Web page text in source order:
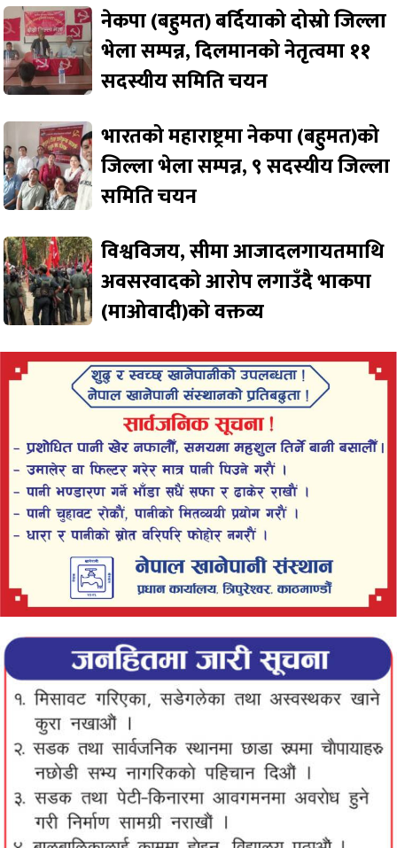
नेकपा (बहुमत) बर्दियाको दोस्रो जिल्ला
भेला सम्पन्न, दिलमानको नेतृत्वमा ११
सदस्यीय समिति चयन
भारतको महाराष्ट्रमा नेकपा (बहुमत)को
जिल्ला भेला सम्पन्न, ९ सदस्यीय जिल्ला
समिति चयन
विश्वविजय, सीमा आजादलगायतमाथि
अवसरवादको आरोप लगाउँदै भाकपा
(माओवादी)को वक्तव्य